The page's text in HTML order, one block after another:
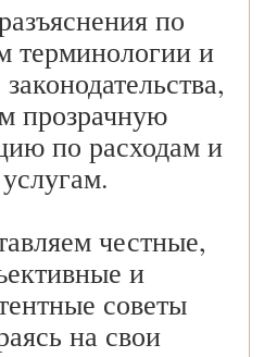
по
терминологии и
прозрачную
по расходам и
услугам.
честные,
и
советы
на свои